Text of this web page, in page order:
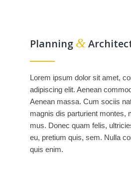
Planning &
Lorem ipsum dolor sit amet,
adipiscing elit. Aenean
Aenean massa. Cum sociis
magnis dis parturient montes,
mus. Donec quam felis,
eu, pretium quis, sem. Nulla
quis enim.